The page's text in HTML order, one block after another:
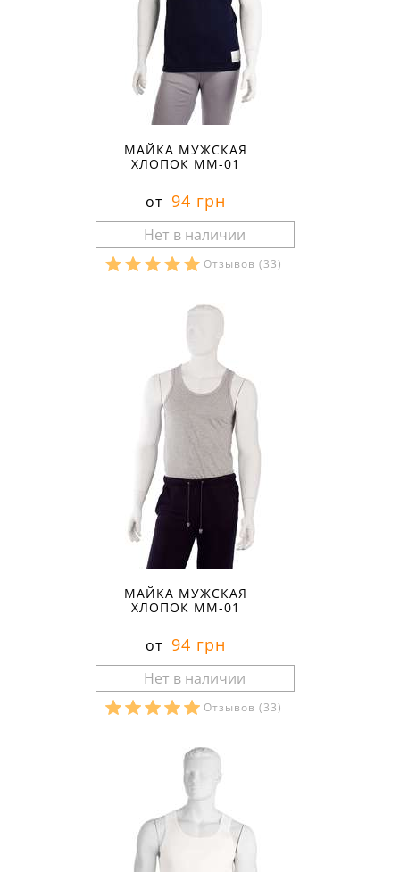
МАЙКА МУЖСКАЯ
ХЛОПОК ММ-01
от 94 грн
Отзывов (33)
МАЙКА МУЖСКАЯ
ХЛОПОК ММ-01
от 94 грн
Отзывов (33)